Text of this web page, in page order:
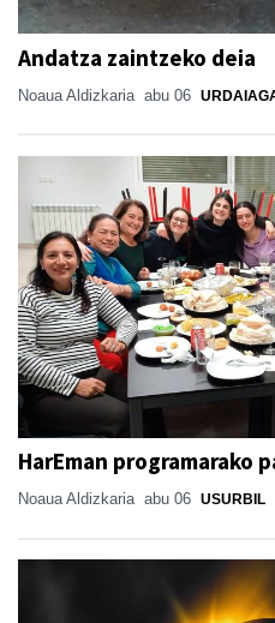
Andatza zaintzeko deia
Noaua Aldizkaria abu 06
HarEman programarako
Noaua Aldizkaria abu 06 USURBIL